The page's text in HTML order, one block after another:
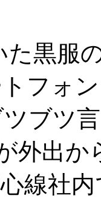
た黒服
フォ
ブツ
外出
線社